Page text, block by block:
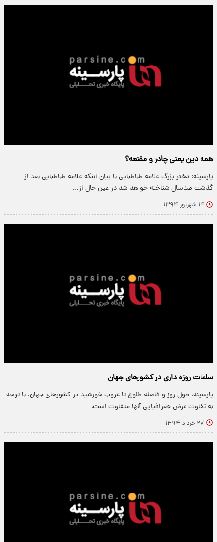
همه دین یعنی چادر و مقنعه؟
پارسینه: دختر بزرگ علامه طباطبایی با بیان اینکه علامه طباطبایی بعد از
گذشت صدسال شناخته خواهد شد در عین حال از…
۱۴ شهریور ۱۳۹۴
ساعات روزه داری در کشورهای جهان
پارسینه: طول روز و فاصله طلوع تا غروب خورشید در کشورهای جهان، با توجه
به تفاوت عرض جغرافیایی آنها متفاوت است.
۲۷ خرداد ۱۳۹۴